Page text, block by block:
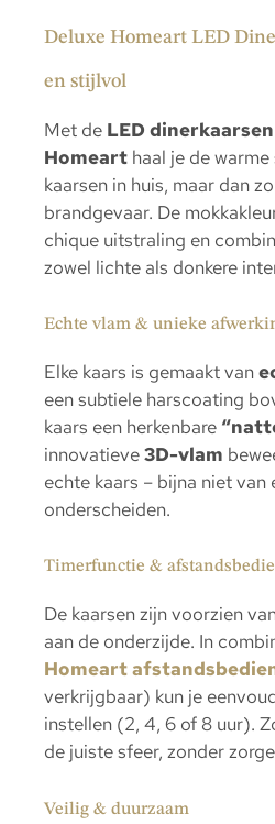
Deluxe Homeart LED
en stijlvol
Met de LED
Homeart haal je de
kaarsen in huis, maar dan
brandgevaar. De
chique uitstraling en
zowel lichte als donkere
Echte vlam & unieke
Elke kaars is gemaakt van
een subtiele harscoating
kaars een herkenbare
innovatieve3D-vlam
echte kaars – bijna niet van
onderscheiden.
Timerfunctie &
De kaarsen zijn voorzien
aan de onderzijde. In
Homeart
verkrijgbaar) kun je
instellen (2, 4, 6 of 8 uur).
de juiste sfeer, zonder
Veilig & duurzaam